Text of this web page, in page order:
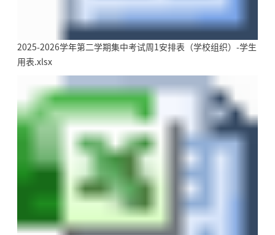
2025-2026学年第二学期集中考试周1安排表（学校组织）-学生
用表.xlsx